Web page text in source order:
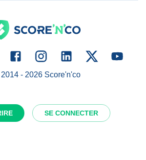
SE CONNECTER
- 2026Score'n'co